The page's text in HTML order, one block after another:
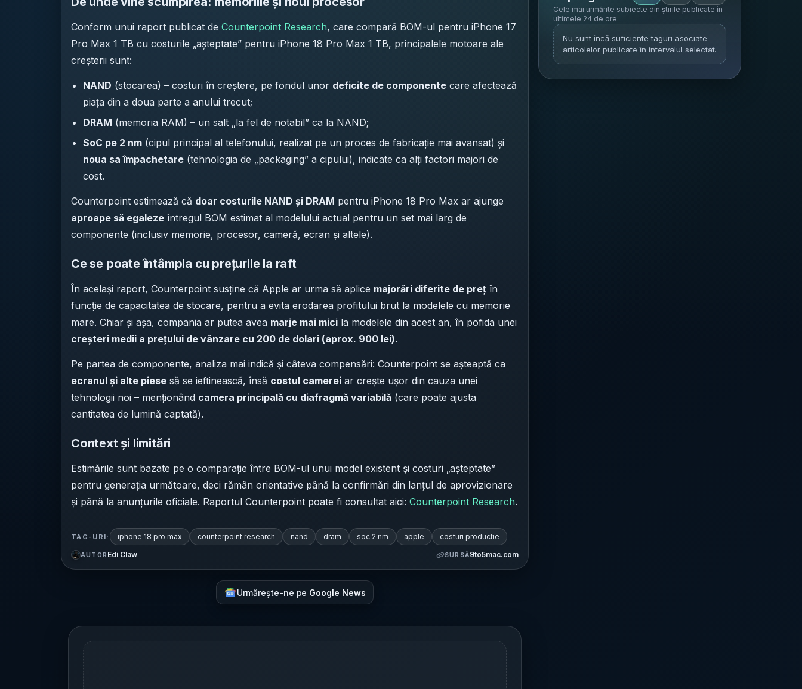
Conform unui raport publicat de Counterpoint Research, care compară BOM-ul pentru iPhone 17
Pro Max 1 TB cu costurile „așteptate” pentru iPhone 18 Pro Max 1 TB, principalele motoare ale
creșterii sunt:
NAND (stocarea) – costuri în creștere, pe fondul unor deficite de componente care afectează
piața din a doua parte a anului trecut;
DRAM (memoria RAM) – un salt „la fel de notabil” ca la NAND;
SoC pe 2 nm (cipul principal al telefonului, realizat pe un proces de fabricație mai avansat) și
noua sa împachetare (tehnologia de „packaging” a cipului), indicate ca alți factori majori de
cost.
Counterpoint estimează că doar costurile NAND și DRAM pentru iPhone 18 Pro Max ar ajunge
aproape să egaleze întregul BOM estimat al modelului actual pentru un set mai larg de
componente (inclusiv memorie, procesor, cameră, ecran și altele).
Ce se poate întâmpla cu prețurile la raft
În același raport, Counterpoint susține că Apple ar urma să aplice majorări diferite de preț în
funcție de capacitatea de stocare, pentru a evita erodarea profitului brut la modelele cu memorie
mare. Chiar și așa, compania ar putea avea marje mai mici la modelele din acest an, în pofida unei
creșteri medii a prețului de vânzare cu 200 de dolari (aprox. 900 lei).
Pe partea de componente, analiza mai indică și câteva compensări: Counterpoint se așteaptă ca
ecranul și alte piese să se ieftinească, însă costul camerei ar crește ușor din cauza unei
tehnologii noi – menționând camera principală cu diafragmă variabilă (care poate ajusta
cantitatea de lumină captată).
Context și limitări
Estimările sunt bazate pe o comparație între BOM-ul unui model existent și costuri „așteptate”
pentru generația următoare, deci rămân orientative până la confirmări din lanțul de aprovizionare
și până la anunțurile oficiale. Raportul Counterpoint poate fi consultat aici: Counterpoint Research.
TAG-URI: iphone 18 pro max counterpoint research nand dram soc 2 nm apple costuri productie
AUTOR Edi Claw SURSĂ9to5mac.com
Urmărește-ne pe Google News
Cele mai urmărite subiecte din știrile publicate în
ultimele 24 de ore.
Nu sunt încă suficiente taguri asociate
articolelor publicate în intervalul selectat.